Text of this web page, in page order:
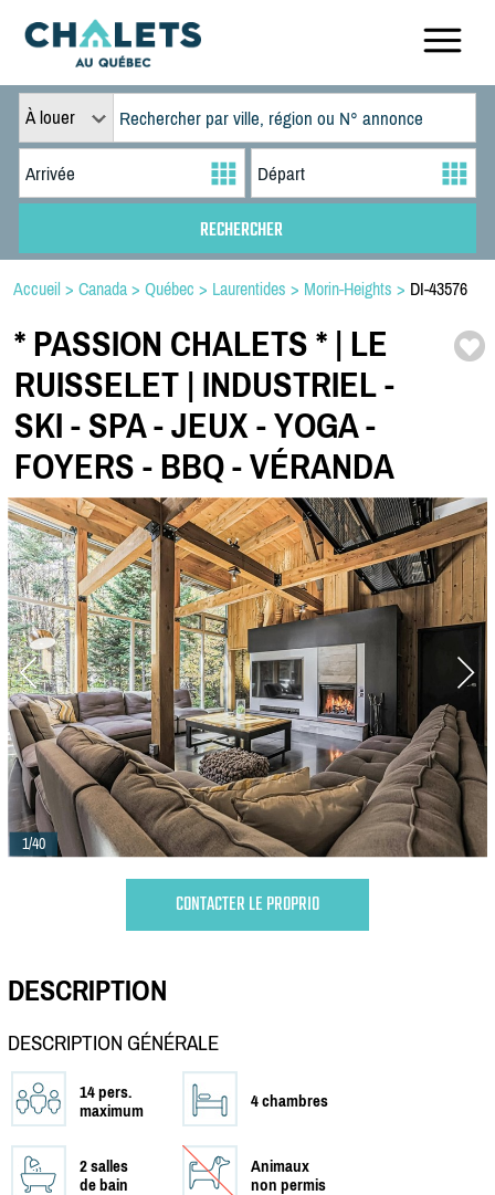
À louer
Accueil > Canada > Québec > Laurentides > Morin-Heights > DI-43576
* PASSION CHALETS * | LE
RUISSELET | INDUSTRIEL -
SKI - SPA -JEUX -YOGA -
FOYERS - BBQ -VÉRANDA
1/40
CONTACTER LE PROPRIO
DESCRIPTION
DESCRIPTION GÉNÉRALE
14 pers.
maximum
4 chambres
2 salles
de bain
Animaux
non permis